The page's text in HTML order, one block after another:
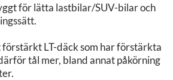
för lätta lastbilar/SUV-bilar och
LT-däck som har förstärkta
tål mer, bland annat påkörning